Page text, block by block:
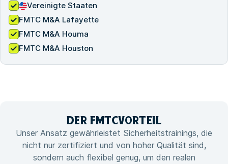
Vereinigte Staaten
FMTC M&A Lafayette
FMTC M&A Houma
FMTC M&A Houston
DER FMTCVORTEIL
Unser Ansatz gewährleistet Sicherheitstrainings, die
nicht nur zertifiziert und von hoher Qualität sind,
sondern auch flexibel genug, um den realen